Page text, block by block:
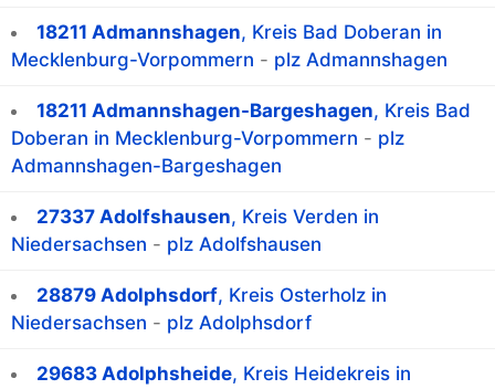
18211 Admannshagen, Kreis Bad Doberan in
Mecklenburg-Vorpommern - plz Admannshagen
18211 Admannshagen-Bargeshagen, Kreis Bad
Doberan in Mecklenburg-Vorpommern - plz
Admannshagen-Bargeshagen
27337 Adolfshausen, Kreis Verden in
Niedersachsen - plz Adolfshausen
28879 Adolphsdorf, Kreis Osterholz in
Niedersachsen - plz Adolphsdorf
29683 Adolphsheide, Kreis Heidekreis in